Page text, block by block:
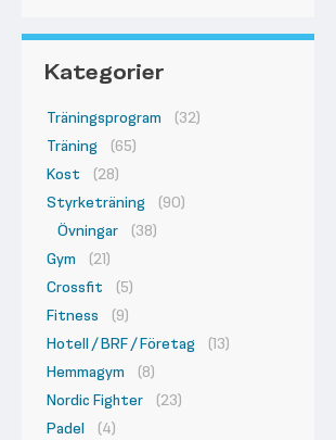
Kategorier
Träningsprogram
(32)
Träning
(65)
Kost
(28)
Styrketräning
(90)
Övningar
(38)
Gym
(21)
Crossfit
(5)
Fitness
(9)
Hotell / BRF / Företag
(13)
Hemmagym
(8)
Nordic Fighter
(23)
Padel
(4)